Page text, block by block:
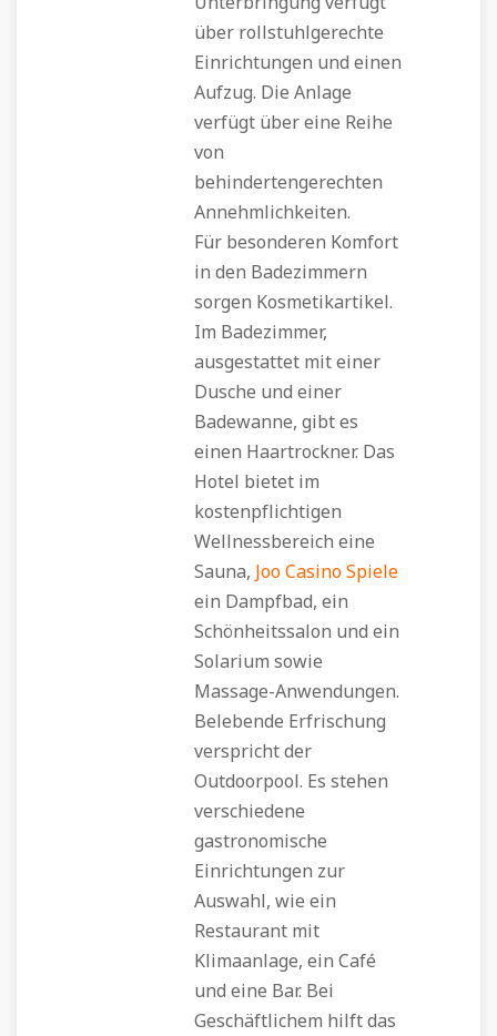
über rollstuhlgerechte
Einrichtungen und einen
Aufzug. Die Anlage
verfügt über eine Reihe
von
behindertengerechten
Annehmlichkeiten.
Für besonderen Komfort
in den Badezimmern
sorgen Kosmetikartikel.
Im Badezimmer,
ausgestattet mit einer
Dusche und einer
Badewanne, gibt es
einen Haartrockner. Das
Hotel bietet im
kostenpflichtigen
Wellnessbereich eine
Sauna, Joo Casino Spiele
ein Dampfbad, ein
Schönheitssalon und ein
Solarium sowie
Massage-Anwendungen.
Belebende Erfrischung
verspricht der
Outdoorpool. Es stehen
verschiedene
gastronomische
Einrichtungen zur
Auswahl, wie ein
Restaurant mit
Klimaanlage, ein Café
und eine Bar. Bei
Geschäftlichem hilft das